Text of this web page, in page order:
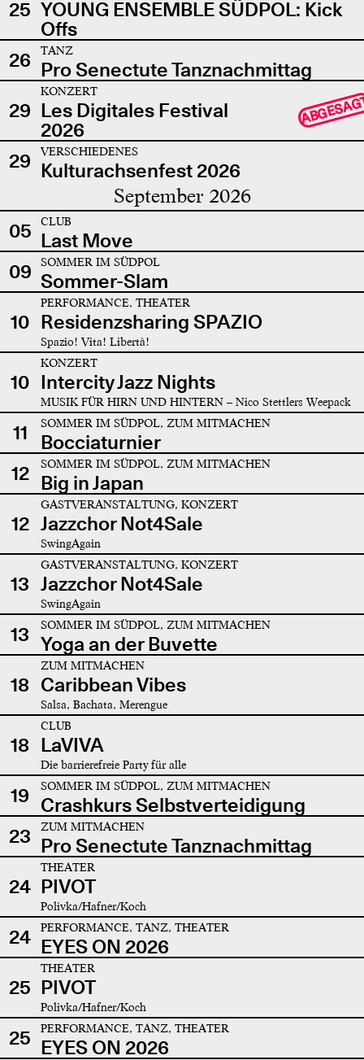
25 YOUNG ENSEMBLE SÜDPOL: Kick
Offs
26
TANZ
Pro Senectute Tanznachmittag
29
KONZERT
Les Digitales Festival
2026
29 VERSCHIEDENES
Kulturachsenfest 2026
September 2026
05 CLUB
Last Move
09
SOMMER IM SÜDPOL
Sommer-Slam
10
PERFORMANCE, THEATER
Residenzsharing SPAZIO
Spazio! Vita! Libertà!
10
KONZERT
Intercity Jazz Nights
MUSIK FÜR HIRN UND HINTERN – Nico Stettlers Weepack
11 SOMMER IM SÜDPOL, ZUM MITMACHEN
Bocciaturnier
12
SOMMER IM SÜDPOL, ZUM MITMACHEN
Big in Japan
12
GASTVERANSTALTUNG, KONZERT
Jazzchor Not4Sale
SwingAgain
13
GASTVERANSTALTUNG, KONZERT
Jazzchor Not4Sale
SwingAgain
13 SOMMER IM SÜDPOL, ZUM MITMACHEN
Yoga an der Buvette
18
ZUM MITMACHEN
Caribbean Vibes
Salsa, Bachata, Merengue
18
CLUB
LaVIVA
Die barrierefreie Party für alle
19 SOMMER IM SÜDPOL, ZUM MITMACHEN
Crashkurs Selbstverteidigung
23
ZUM MITMACHEN
Pro Senectute Tanznachmittag
24
THEATER
PIVOT
Polivka/Hafner/Koch
24 PERFORMANCE, TANZ, THEATER
EYES ON 2026
25
THEATER
PIVOT
Polivka/Hafner/Koch
25 PERFORMANCE, TANZ, THEATER
EYES ON 2026